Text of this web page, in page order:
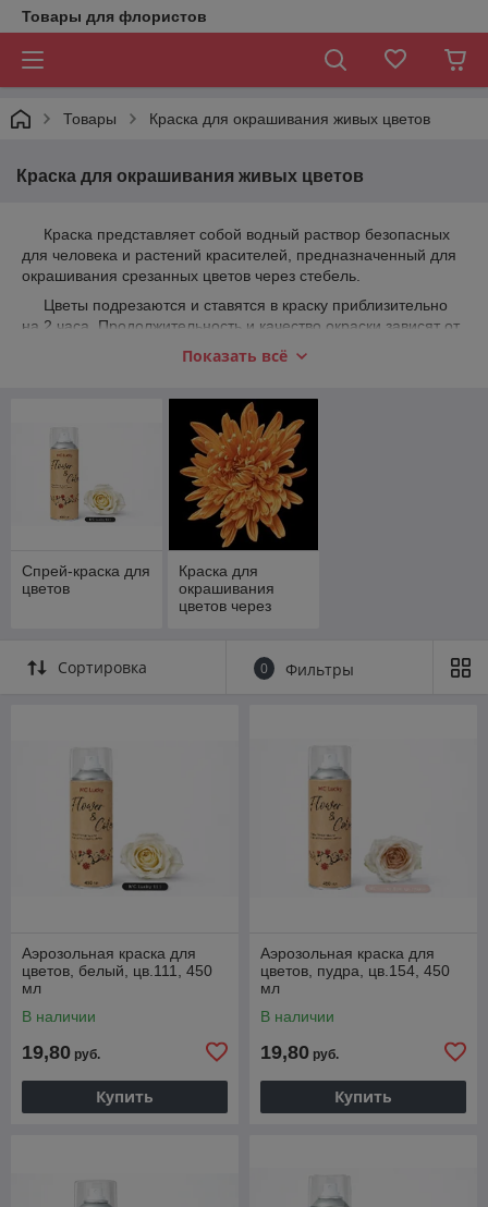
Товары для флористов
Товары Краска для окрашивания живых цветов
Краска для окрашивания живых цветов
Краска представляет собой водный раствор безопасных
для человека и растений красителей, предназначенный для
окрашивания срезанных цветов через стебель.
Цветы подрезаются и ставятся в краску приблизительно
на 2 часа. Продолжительность и качество окраски зависят от
температуры в помещении (чем теплее, тем лучше) и от
сезона года (зимние тепличные цветы окрашиваются
Показать всё
Спрей-краска для
цветов
Краска для
окрашивания
цветов через
Сортировка 0 Фильтры
Аэрозольная краска для
цветов, белый, цв.111, 450
мл
В наличии
19,80 руб.
Купить
Аэрозольная краска для
цветов, пудра, цв.154, 450
мл
В наличии
19,80 руб.
Купить